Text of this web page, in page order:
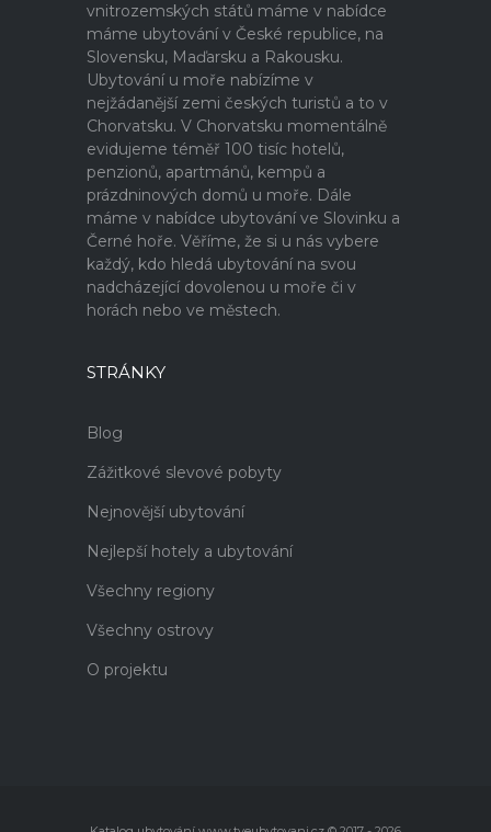
vnitrozemských států máme v nabídce
máme ubytování v České republice, na
Slovensku, Maďarsku a Rakousku.
Ubytování u moře nabízíme v
nejžádanější zemi českých turistů a to v
Chorvatsku. V Chorvatsku momentálně
evidujeme téměř 100 tisíc hotelů,
penzionů, apartmánů, kempů a
prázdninových domů u moře. Dále
máme v nabídce ubytování ve Slovinku a
Černé hoře. Věříme, že si u nás vybere
každý, kdo hledá ubytování na svou
nadcházející dovolenou u moře či v
horách nebo ve městech.
STRÁNKY
Blog
Zážitkové slevové pobyty
Nejnovější ubytování
Nejlepší hotely a ubytování
Všechny regiony
Všechny ostrovy
O projektu